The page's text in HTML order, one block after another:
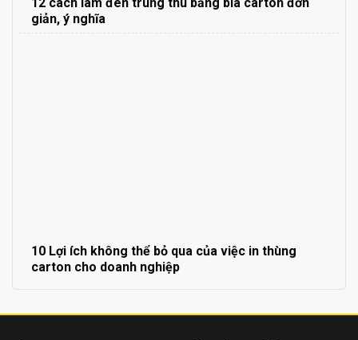
giản, ý nghĩa
10 Lợi ích không thể bỏ qua của việc in thùng
carton cho doanh nghiệp